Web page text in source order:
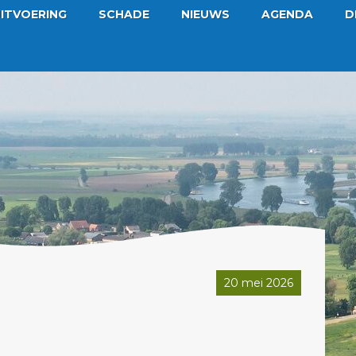
SCHADE NIEUWS AGENDA
20 mei 2026